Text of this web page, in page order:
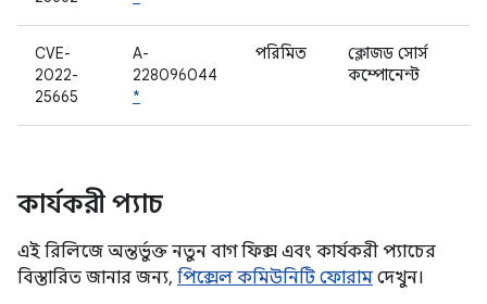
CVE-
2022-
25665
A-
228096044
*
পরিমিত
ক্লোজড সোর্স
কম্পোনেন্ট
কার্যকরী প্যাচ
এই রিলিজে অন্তর্ভুক্ত নতুন বাগ ফিক্স এবং কার্যকরী প্যাচের
বিস্তারিত জানার জন্য, পিক্সেল কমিউনিটি ফোরাম দেখুন।